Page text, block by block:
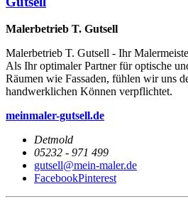
Malerbetrieb T. Gutsell
Malerbetrieb T. Gutsell - Ihr
Als Ihr optimaler Partner für optische
Räumen wie Fassaden, fühlen wir uns
handwerklichen Können verpflichtet.
meinmaler-gutsell.de
Detmold
05232 - 971 499
gutsell@mein-maler.de
FacebookPinterest